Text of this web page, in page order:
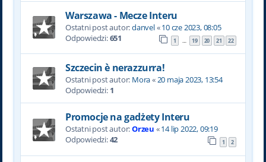
Warszawa - Mecze Interu
Ostatni post autor:danvel«10 cze 2023, 08:05
Odpowiedzi:651 1 … 19 20 21 22
Szczecin è nerazzurra!
Ostatni post autor: Mora«20 maja 2023, 13:54
Odpowiedzi: 1
Promocje na gadżety Interu
Ostatni post autor:Orzeu «14 lip 2022, 09:19
Odpowiedzi:42 1 2